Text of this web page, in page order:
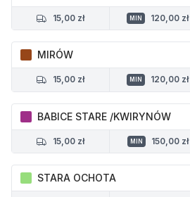
15,00 zł MIN 120,00 zł
MIRÓW
15,00 zł MIN 120,00 zł
BABICE STARE /KWIRYNÓW
15,00 zł MIN 150,00 zł
STARA OCHOTA